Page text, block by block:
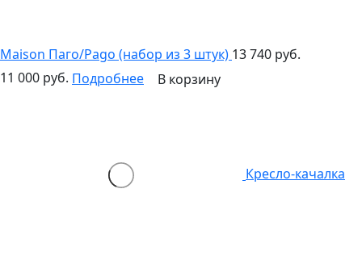
Maison Паго/Pago (набор из 3 штук) 13 740 руб.
11 000 руб. Подробнее В корзину
Кресло-качалка